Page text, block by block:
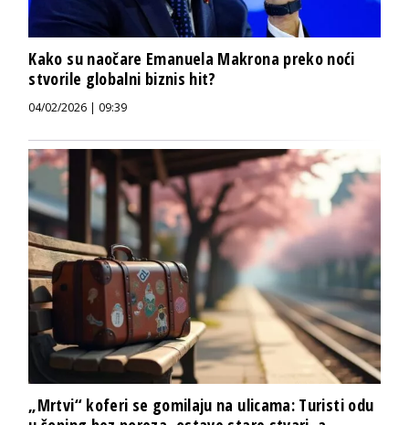
Kako su naočare Emanuela Makrona preko noći
stvorile globalni biznis hit?
04/02/2026 | 09:39
„Mrtvi“ koferi se gomilaju na ulicama: Turisti odu